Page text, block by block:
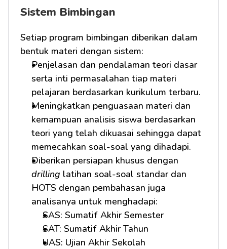
Sistem Bimbingan
Setiap program bimbingan diberikan dalam
bentuk materi dengan sistem:
Penjelasan dan pendalaman teori dasar
serta inti permasalahan tiap materi
pelajaran berdasarkan kurikulum terbaru.
Meningkatkan penguasaan materi dan
kemampuan analisis siswa berdasarkan
teori yang telah dikuasai sehingga dapat
memecahkan soal-soal yang dihadapi.
drilling latihan soal-soal standar dan
HOTS dengan pembahasan juga
analisanya untuk menghadapi:
SAS: Sumatif Akhir Semester
SAT: Sumatif Akhir Tahun
UAS: Ujian Akhir Sekolah